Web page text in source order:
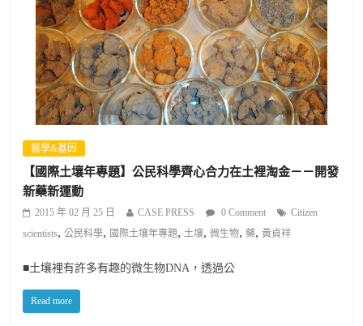
醫學&基因
【國際土壤年專題】公民科學齊心合力在土裡淘金－－開發
新藥新運動
2015 年 02 月 25 日 CASE PRESS 0 Comment
Citizen
scientists,公民科學, 國際土壤年專題, 土壤,微生物,藥,黃貞祥
■土壤裡有許多有趣的微生物DNA，透過公
Read more